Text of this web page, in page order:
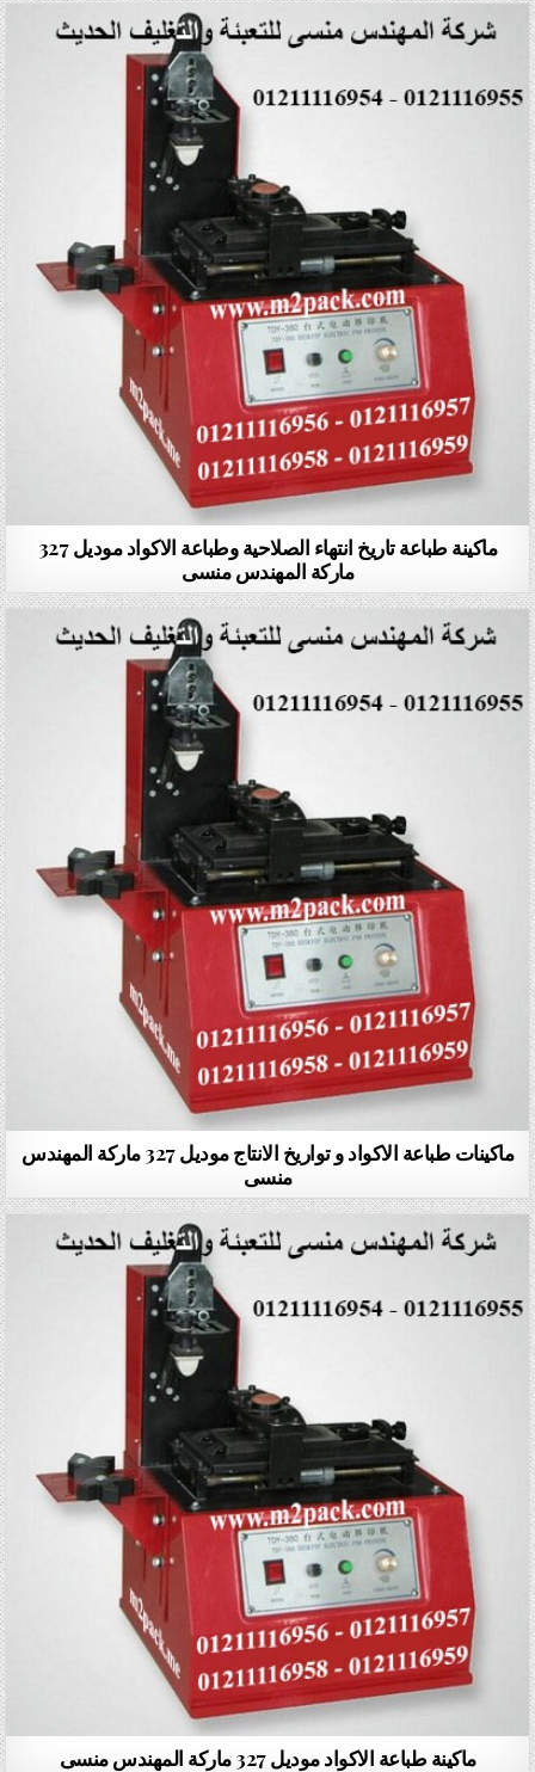
ماكينة طباعة تاريخ انتهاء الصلاحية وطباعة الاكواد موديل 327
ماركة المهندس منسى
ماكينات طباعة الاكواد و تواريخ الانتاج موديل 327 ماركة المهندس
منسى
ماكينة طباعة الاكواد موديل 327 ماركة المهندس منسى